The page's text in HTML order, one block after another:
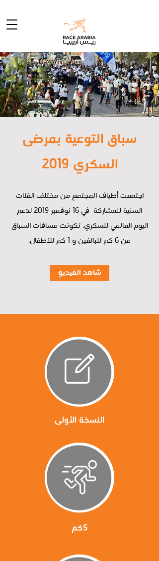
سباق التوعية بمرضى
السكري 2019
اجتمعت أطياف المجتمع من مختلف الفئات
السنية للمشاركة في 16 نوفمبر 2019 لدعم
اليوم العالمي للسكري. تكونت مسافات السباق
من 6 كم للبالغين و 1 كم للأطفال.
شاهد الفيديو
النسخة الأولى
5كم